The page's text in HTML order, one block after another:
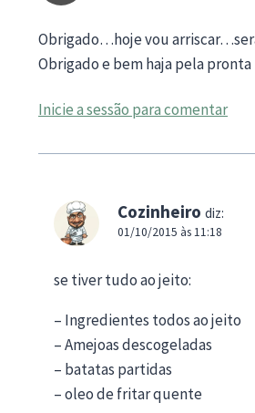
Obrigado…hoje vou
Obrigado e bem haja pela pronta
Inicie a sessão para comentar
Cozinheiro diz:
01/10/2015 às 11:18
se tiver tudo ao jeito:
– Ingredientes todos ao jeito
– Amejoas descogeladas
– batatas partidas
– oleo de fritar quente